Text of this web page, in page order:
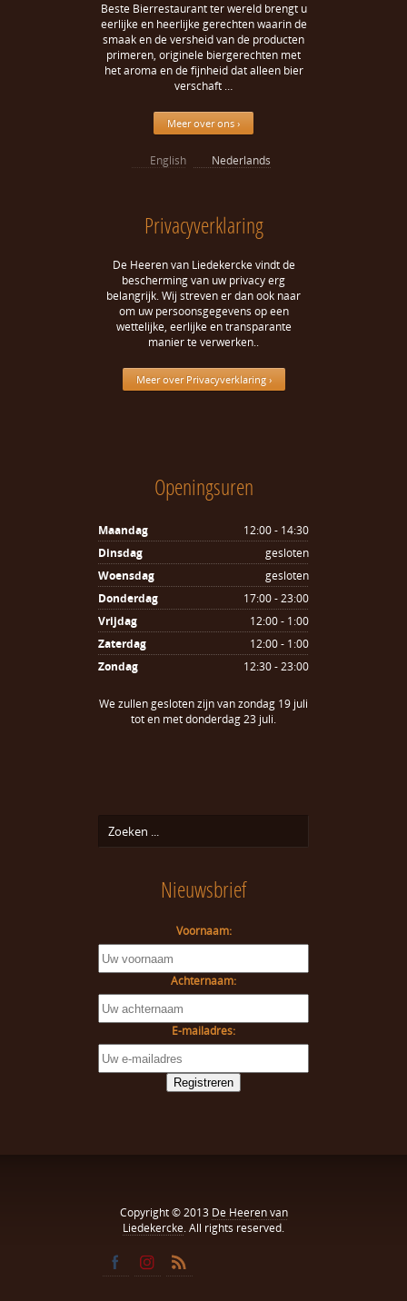
Beste Bierrestaurant ter wereld brengt u
eerlijke en heerlijke gerechten waarin de
smaak en de versheid van de producten
primeren, originele biergerechten met
het aroma en de fijnheid dat alleen bier
verschaft …
Meer over ons ›
English Nederlands
Privacyverklaring
De Heeren van Liedekercke vindt de
bescherming van uw privacy erg
belangrijk. Wij streven er dan ook naar
om uw persoonsgegevens op een
wettelijke, eerlijke en transparante
manier te verwerken..
Meer over Privacyverklaring ›
Openingsuren
Maandag
12:00 - 14:30
Dinsdag
gesloten
Woensdag
gesloten
Donderdag
17:00 - 23:00
Vrijdag
12:00 - 1:00
Zaterdag
12:00 - 1:00
Zondag
12:30 - 23:00
We zullen gesloten zijn van zondag 19 juli
tot en met donderdag 23 juli.
Nieuwsbrief
Voornaam:
Achternaam:
E-mailadres:
Copyright © 2013 De Heeren van
Liedekercke. All rights reserved.